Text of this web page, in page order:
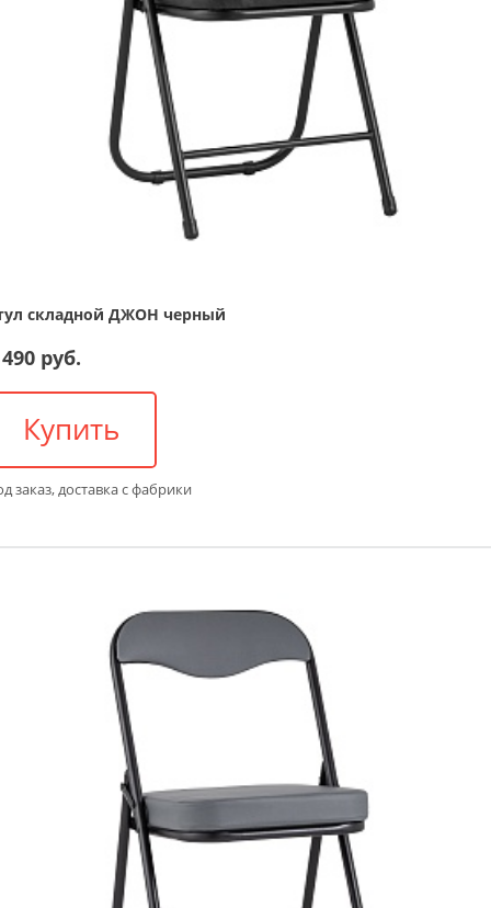
складной ДЖОН черный
руб.
Купить
заказ, доставка с фабрики